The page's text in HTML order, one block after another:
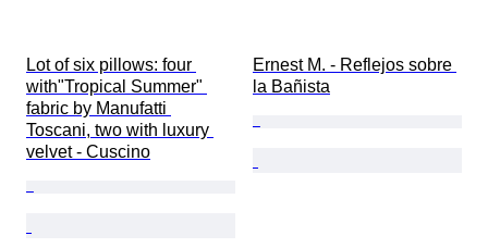
Lot of six pillows: four
with"Tropical Summer"
fabric by Manufatti
Toscani, two with luxury
velvet - Cuscino
Ernest M. - Reflejos sobre
la Bañista